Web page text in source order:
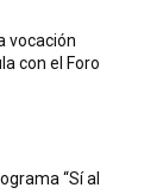
vocación
con el Foro
“Sí al